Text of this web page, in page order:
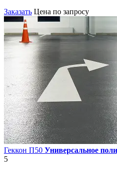
Заказать Цена по запросу
Геккон П50 Универсальное
5